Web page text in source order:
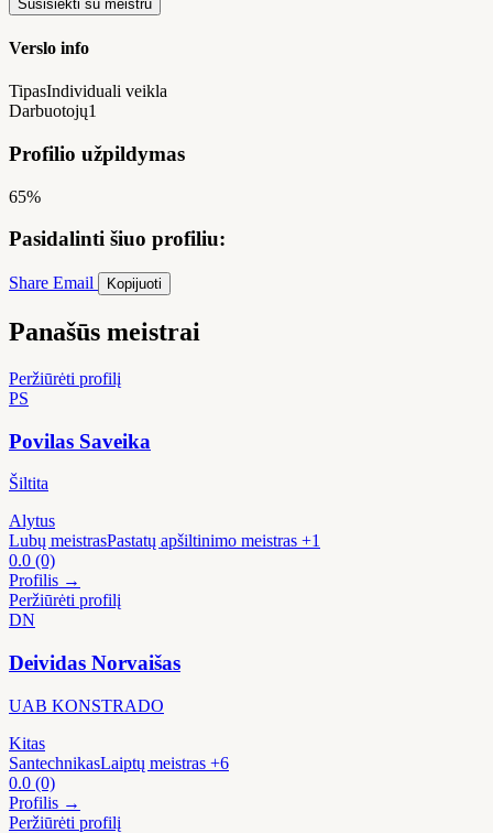
Susisiekti su meistru
Verslo info
TipasIndividuali veikla
Darbuotojų1
Profilio užpildymas
65%
Pasidalinti šiuo profiliu:
Share Email Kopijuoti
Panašūs meistrai
Peržiūrėti profilį
PS
Povilas Saveika
Šiltita
Alytus
Lubų meistrasPastatų apšiltinimo meistras +1
0.0 (0)
Profilis →
Peržiūrėti profilį
DN
Deividas Norvaišas
UAB KONSTRADO
Kitas
SantechnikasLaiptų meistras +6
0.0 (0)
Profilis →
Peržiūrėti profilį